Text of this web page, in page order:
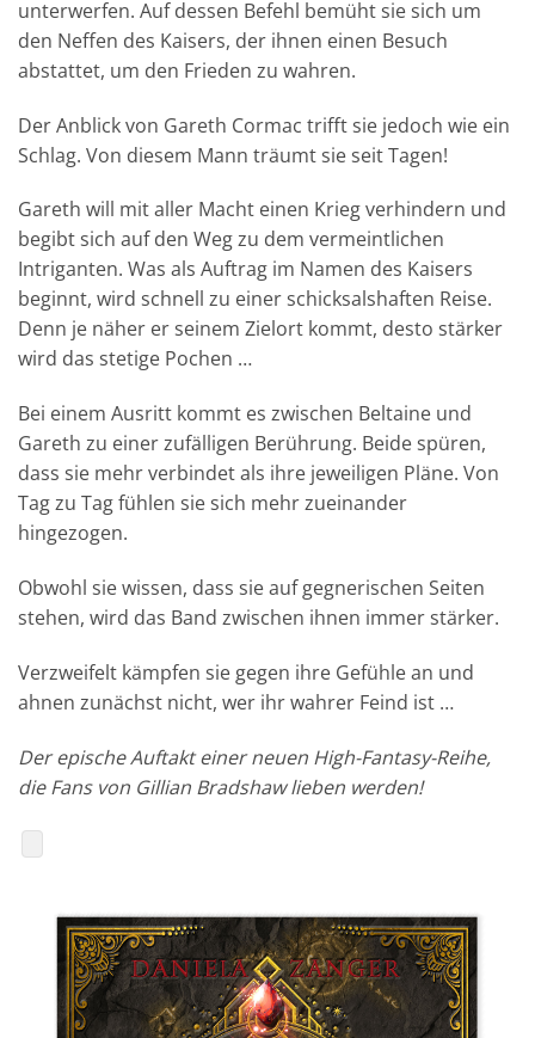
unterwerfen. Auf dessen Befehl bemüht sie sich um
den Neffen des Kaisers, der ihnen einen Besuch
abstattet, um den Frieden zu wahren.
Der Anblick von Gareth Cormac trifft sie jedoch wie ein
Schlag. Von diesem Mann träumt sie seit Tagen!
Gareth will mit aller Macht einen Krieg verhindern und
begibt sich auf den Weg zu dem vermeintlichen
Intriganten. Was als Auftrag im Namen des Kaisers
beginnt, wird schnell zu einer schicksalshaften Reise.
Denn je näher er seinem Zielort kommt, desto stärker
wird das stetige Pochen …
Bei einem Ausritt kommt es zwischen Beltaine und
Gareth zu einer zufälligen Berührung. Beide spüren,
dass sie mehr verbindet als ihre jeweiligen Pläne. Von
Tag zu Tag fühlen sie sich mehr zueinander
hingezogen.
Obwohl sie wissen, dass sie auf gegnerischen Seiten
stehen, wird das Band zwischen ihnen immer stärker.
Verzweifelt kämpfen sie gegen ihre Gefühle an und
ahnen zunächst nicht, wer ihr wahrer Feind ist …
Der epische Auftakt einer neuen High-Fantasy-Reihe,
die Fans von Gillian Bradshaw lieben werden!